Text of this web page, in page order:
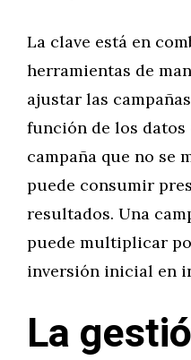
La clave está en
herramientas de
ajustar las
función de los
campaña que no se
puede consumir
resultados. Una
puede multiplicar
inversión inicial en
La